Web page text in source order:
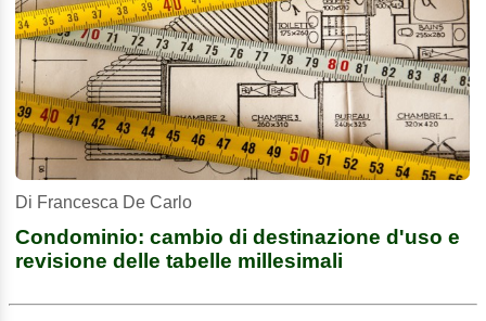
Di Francesca De Carlo
Condominio: cambio di destinazione d'uso e
revisione delle tabelle millesimali